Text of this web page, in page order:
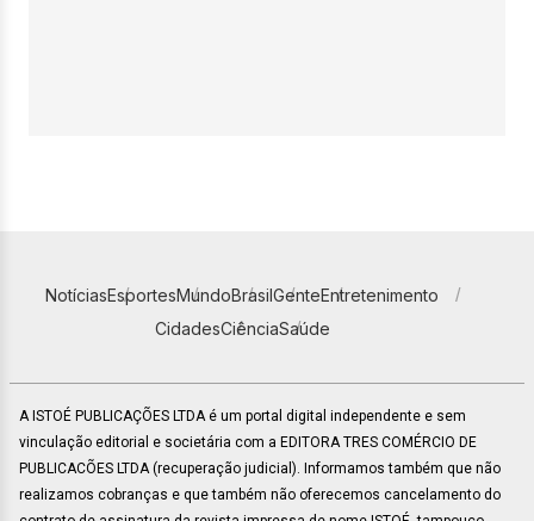
NotíciasEsportesMundoBrasilGenteEntretenimento
CidadesCiênciaSaúde
A ISTOÉ PUBLICAÇÕES LTDA é um portal digital independente e sem
vinculação editorial e societária com a EDITORA TRES COMÉRCIO DE
PUBLICACÕES LTDA (recuperação judicial). Informamos também que não
realizamos cobranças e que também não oferecemos cancelamento do